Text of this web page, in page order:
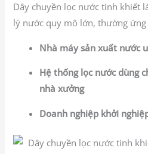
Dây chuyền lọc nước tinh khiết
lý nước quy mô lớn, thường
Nhà máy sản xuất nước
Hệ thống lọc nước dùng
nhà xưởng
Doanh nghiệp khởi